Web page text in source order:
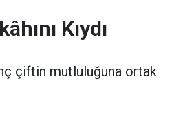
Kıydı
çiftin mutluluğuna ortak